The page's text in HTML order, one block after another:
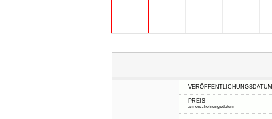
VERÖFFENTLICHUNGSDATUM
PREIS
am erscheinungsdatum